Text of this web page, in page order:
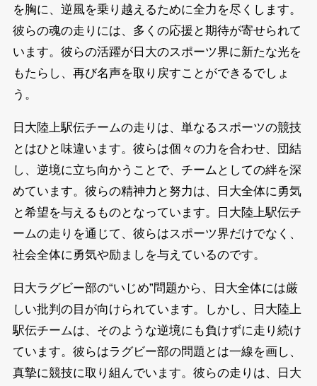
を胸に、逆風を乗り越えるために全力を尽くします。
彼らの魂の走りには、多くの応援と期待が寄せられて
います。彼らの活躍が日大のスポーツ界に新たな光を
もたらし、再び名声を取り戻すことができるでしょ
う。
日大陸上駅伝チームの走りは、単なるスポーツの競技
とはひと味違います。彼らは個々の力を合わせ、団結
し、逆境に立ち向かうことで、チームとしての絆を深
めています。彼らの精神力と努力は、日大全体に勇気
と希望を与えるものとなっています。日大陸上駅伝チ
ームの走りを通じて、彼らはスポーツ界だけでなく、
社会全体に勇気や励ましを与えているのです。
日大ラグビー部の“いじめ”問題から、日大全体には厳
しい批判の目が向けられています。しかし、日大陸上
駅伝チームは、そのような逆境にも負けずに走り続け
ています。彼らはラグビー部の問題とは一線を画し、
真摯に競技に取り組んでいます。彼らの走りは、日大